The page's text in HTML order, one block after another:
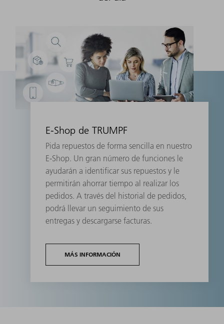
E-Shop de TRUMPF
Pida repuestos de forma sencilla en nuestro
E-Shop. Un gran número de funciones le
ayudarán a identificar sus repuestos y le
permitirán ahorrar tiempo al realizar los
pedidos. A través del historial de pedidos,
podrá llevar un seguimiento de sus
entregas y descargarse facturas.
MÁS INFORMACIÓN